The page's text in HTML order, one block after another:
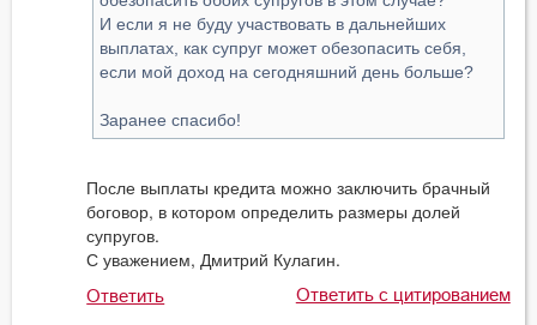
И если я не буду участвовать в дальнейших
выплатах, как супруг может обезопасить себя,
если мой доход на сегодняшний день больше?
Заранее спасибо!
После выплаты кредита можно заключить брачный
боговор, в котором определить размеры долей
супругов.
С уважением, Дмитрий Кулагин.
Ответить Ответить с цитированием